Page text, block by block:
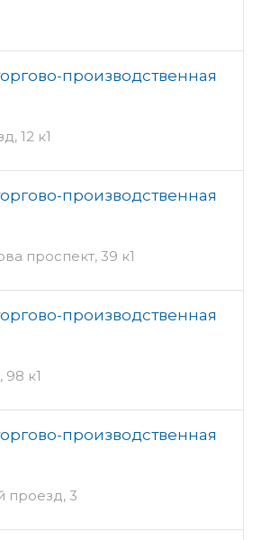
производственная
12 к1
производственная
проспект, 39 к1
производственная
к1
производственная
проезд, 3